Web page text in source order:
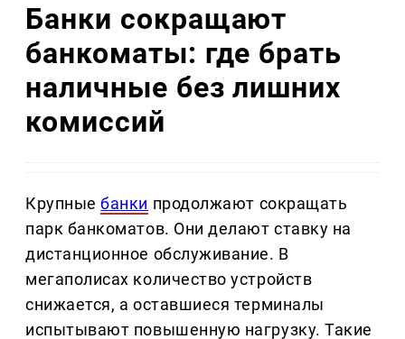
Банки сокращают
банкоматы: где брать
наличные без лишних
комиссий
Крупныебанки продолжают сокращать
парк банкоматов. Они делают ставку на
дистанционное обслуживание. В
мегаполисах количество устройств
снижается, а оставшиеся терминалы
испытывают повышенную нагрузку. Такие